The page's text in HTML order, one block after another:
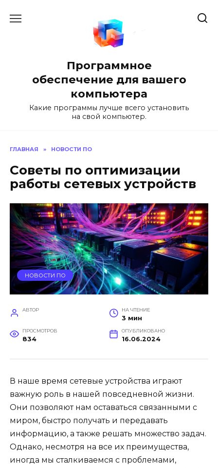
Программное
обеспечение для вашего
компьютера
Какие программы лучше всего установить
на свой компьютер.
ГЛАВНАЯ » НОВОСТИ ПО
Советы по оптимизации
работы сетевых устройств
НОВОСТИ ПО
АВТОР НА ЧТЕНИЕ
3 мин
ПРОСМОТРОВ
834
ОПУБЛИКОВАНО
16.06.2024
В наше время сетевые устройства играют
важную роль в нашей повседневной жизни.
Они позволяют нам оставаться связанными с
миром, быстро получать и передавать
информацию, а также решать множество задач.
Однако, несмотря на все их преимущества,
иногда мы сталкиваемся с проблемами,